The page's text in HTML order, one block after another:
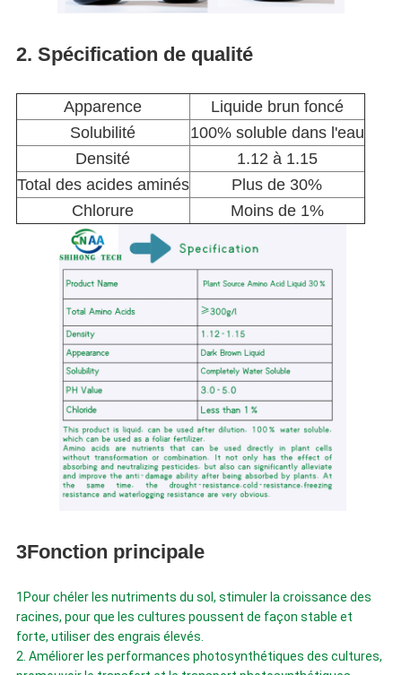
2. Spécification de qualité
Apparence
Liquide brun foncé
Solubilité
100% soluble dans l'eau
Densité
1.12 à 1.15
Total des acides aminés
Plus de 30%
Chlorure
Moins de 1%
3Fonction principale
1Pour chéler les nutriments du sol, stimuler la croissance des
racines, pour que les cultures poussent de façon stable et
forte, utiliser des engrais élevés.
2. Améliorer les performances photosynthétiques des cultures,